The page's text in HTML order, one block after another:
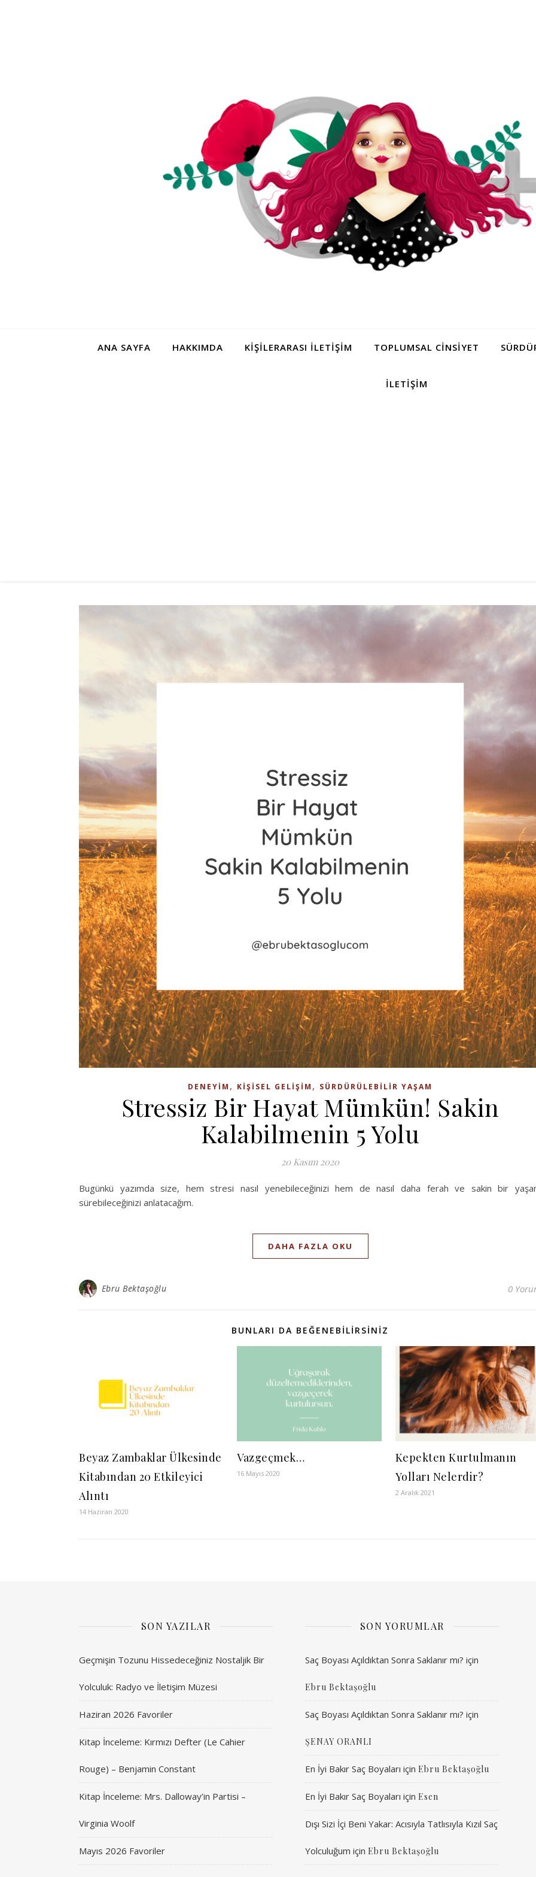
ANA SAYFA HAKKIMDA KIŞILERARASI İLETIŞIM TOPLUMSAL CINSIYET
İLETIŞIM
DENEYIM , KIŞISEL GELIŞIM , SÜRDÜRÜLEBILIR YAŞAM
Stressiz Bir Hayat Mümkün! Sakin
Kalabilmenin 5 Yolu
20 Kasım 2020
Bugünkü yazımda size, hem stresi nasıl yenebileceğinizi hem de nasıl daha ferah ve sakin bir
sürebileceğinizi anlatacağım.
DAHA FAZLA OKU
Ebru Bektaşoğlu 0
BUNLARI DA BEĞENEBILIRSINIZ
Beyaz Zambaklar Ülkesinde
Kitabından 20 Etkileyici
Alıntı
14 Haziran 2020
Vazgeçmek…
16 Mayıs 2020
Kepekten Kurtulmanın
Yolları Nelerdir?
2 Aralık 2021
SON YAZILAR
Geçmişin Tozunu Hissedeceğiniz Nostaljik Bir
Yolculuk: Radyo ve İletişim Müzesi
Haziran 2026 Favoriler
Kitap İnceleme: Kırmızı Defter (Le Cahier
Rouge) – Benjamin Constant
Kitap İnceleme: Mrs. Dalloway’in Partisi –
Virginia Woolf
Mayıs 2026 Favoriler
SON YORUMLAR
Saç Boyası Açıldıktan Sonra Saklanır mı? için
Ebru Bektaşoğlu
Saç Boyası Açıldıktan Sonra Saklanır mı? için
ŞENAY ORANLI
En İyi Bakır Saç Boyaları için Ebru Bektaşoğlu
En İyi Bakır Saç Boyaları için Esen
Dışı Sizi İçi Beni Yakar: Acısıyla Tatlısıyla Kızıl Saç
Yolculuğum için Ebru Bektaşoğlu